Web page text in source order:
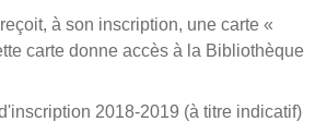
à son inscription, une carte «
carte donne accès à la Bibliothèque
2018-2019 (à titre indicatif)